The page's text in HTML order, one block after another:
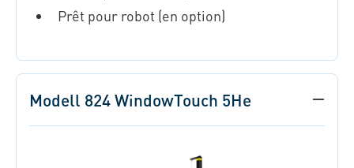
Prêt pour robot (en option)
Modell 824 WindowTouch 5He